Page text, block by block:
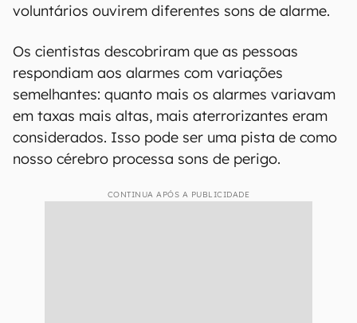
voluntários ouvirem diferentes sons de alarme.
Os cientistas descobriram que as pessoas
respondiam aos alarmes com variações
semelhantes: quanto mais os alarmes variavam
em taxas mais altas, mais aterrorizantes eram
considerados. Isso pode ser uma pista de como
nosso cérebro processa sons de perigo.
CONTINUA APÓS A PUBLICIDADE